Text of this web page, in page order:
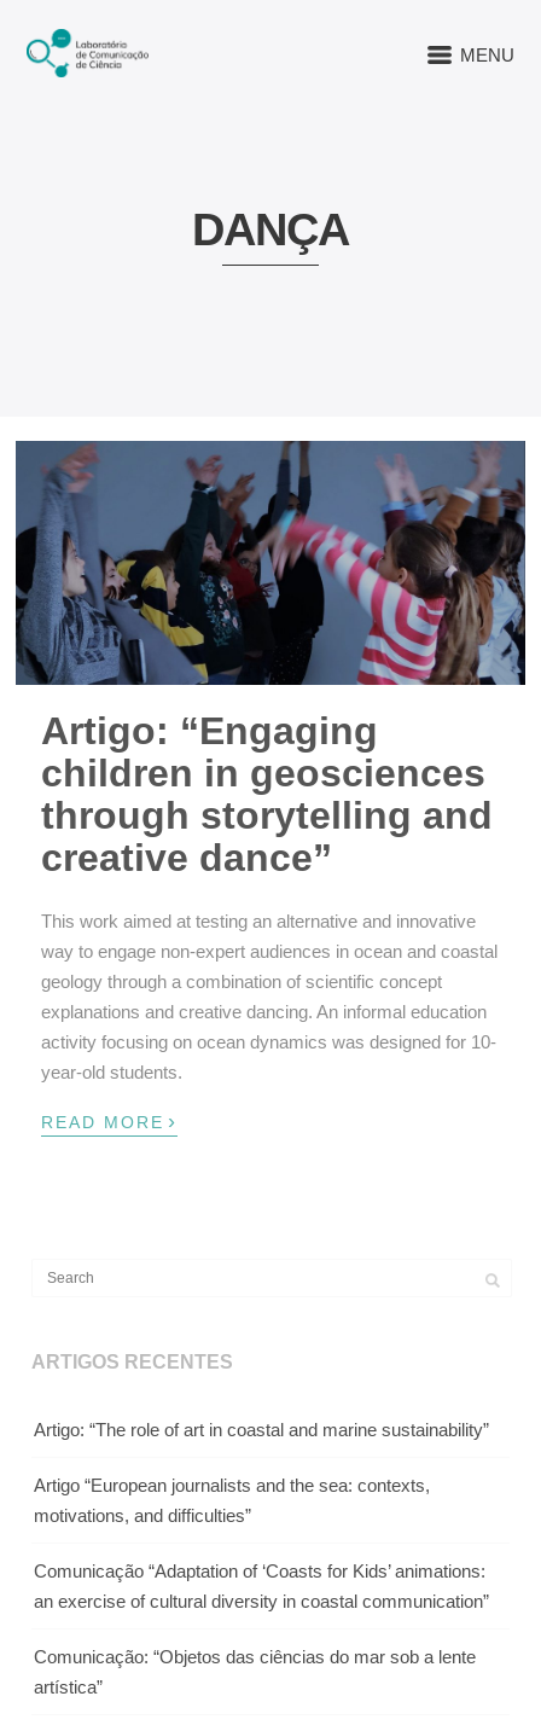
MENU
DANÇA
Artigo: “Engaging
children in geosciences
through storytelling and
creative dance”
This work aimed at testing an alternative and innovative
way to engage non-expert audiences in ocean and coastal
geology through a combination of scientific concept
explanations and creative dancing. An informal education
activity focusing on ocean dynamics was designed for 10-
year-old students.
READ MORE ›
ARTIGOS RECENTES
Artigo: “The role of art in coastal and marine sustainability”
Artigo “European journalists and the sea: contexts,
motivations, and difficulties”
Comunicação “Adaptation of ‘Coasts for Kids’ animations:
an exercise of cultural diversity in coastal communication”
Comunicação: “Objetos das ciências do mar sob a lente
artística”